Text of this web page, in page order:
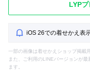
LYP
iOS 26での着せかえ表
一部の画像は着せかえショップ掲載
また、ご利用のLINEバージョンが
ます。